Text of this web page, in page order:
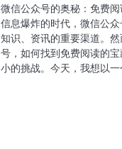
微信公众号的奥秘：免费
信息爆炸的时代，微信公
知识、资讯的重要渠道。
号，如何找到免费阅读的
小的挑战。今天，我想以